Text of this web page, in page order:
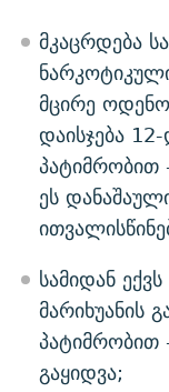
მკაცრდება
მცირე
დაისჯება
ეს
სამიდან
მარიხუანის
პატიმრობით
გაყიდვა;